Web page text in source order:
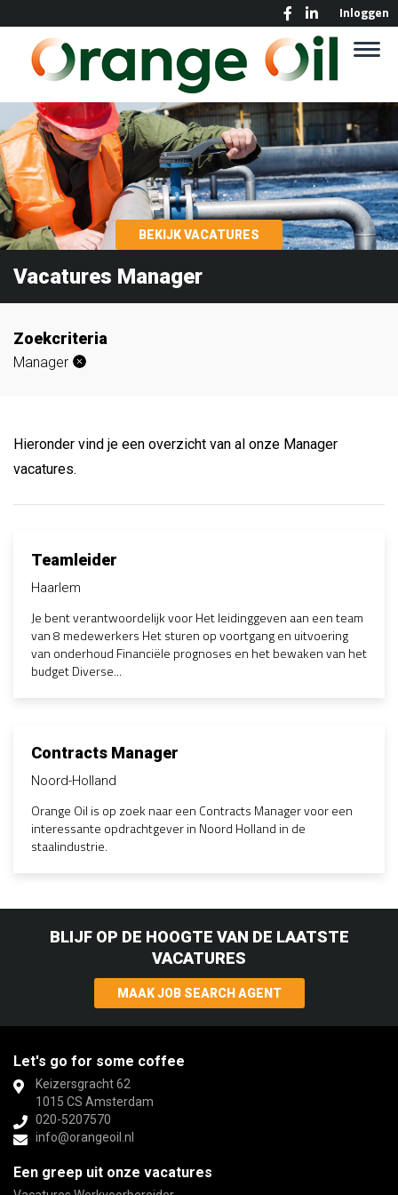
Inloggen
BEKIJK VACATURES
Vacatures Manager
Zoekcriteria
Manager
Hieronder vind je een overzicht van al onze Manager
vacatures.
Teamleider
Haarlem
Je bent verantwoordelijk voor Het leidinggeven aan een team
van 8 medewerkers Het sturen op voortgang en uitvoering
van onderhoud Financiële prognoses en het bewaken van het
budget Diverse...
Contracts Manager
Noord-Holland
Orange Oil is op zoek naar een Contracts Manager voor een
interessante opdrachtgever in Noord Holland in de
staalindustrie.
BLIJF OP DE HOOGTE VAN DE LAATSTE
VACATURES
MAAK JOB SEARCH AGENT
Let's go for some coffee
Keizersgracht 62
1015 CS Amsterdam
020-5207570
info@orangeoil.nl
Een greep uit onze vacatures